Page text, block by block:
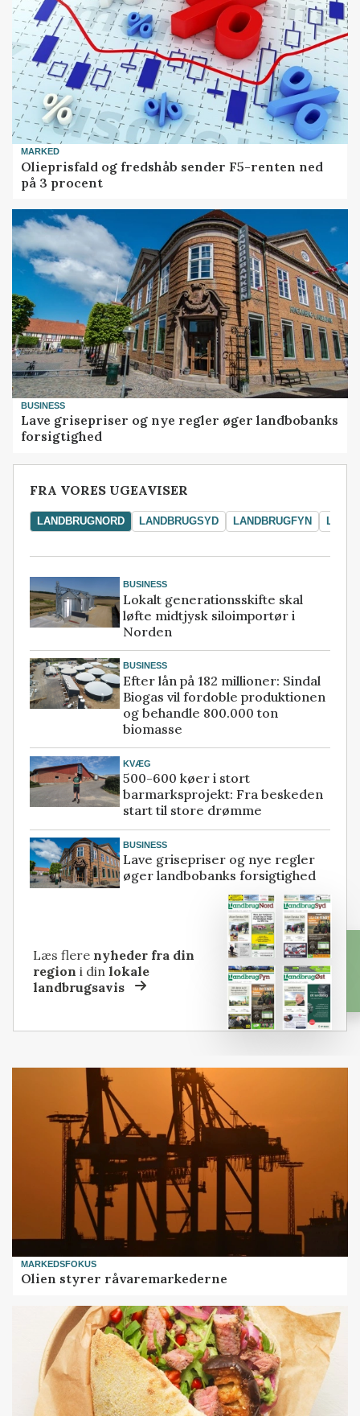
MARKED
Olieprisfald og fredshåb sender F5-renten ned
på 3 procent
BUSINESS
Lave grisepriser og nye regler øger landbobanks
forsigtighed
FRA VORES UGEAVISER
LANDBRUGNORD LANDBRUGSYD LANDBRUGFYN
BUSINESS
Lokalt generationsskifte skal
løfte midtjysk siloimportør i
Norden
BUSINESS
Efter lån på 182 millioner: Sindal
Biogas vil fordoble produktionen
og behandle 800.000 ton
biomasse
KVÆG
500-600 køer i stort
barmarksprojekt: Fra beskeden
start til store drømme
BUSINESS
Lave grisepriser og nye regler
øger landbobanks forsigtighed
Læs flere nyheder fra din
region i dinlokale
landbrugsavis
MARKEDSFOKUS
Olien styrer råvaremarkederne